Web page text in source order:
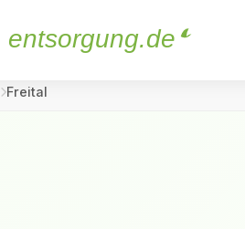
entsorgung.de
Freital